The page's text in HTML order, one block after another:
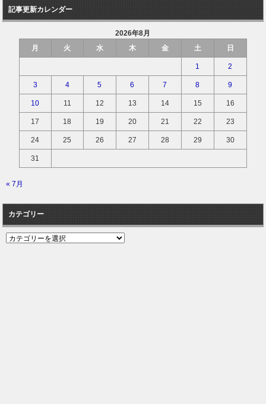
記事更新カレンダー
2026年8月
月
火 水 木 金 土 日
1 2
3 4 5 6 7 8 9
10 11 12 13 14 15 16
17 18 19 20 21 22 23
24 25 26 27 28 29 30
31
« 7月
カテゴリー
カ